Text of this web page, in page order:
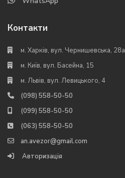
Контакти
м. Харків, вул. Чернишевська, 28а
м. Київ, вул. Басейна, 15
м. Львів, вул. Левицького, 4
(098) 558-50-50
(099) 558-50-50
(063) 558-50-50
an.avezor@gmail.com
Авторизація